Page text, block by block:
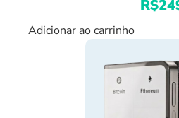
O
era:
R$
Adicionar ao carrinho